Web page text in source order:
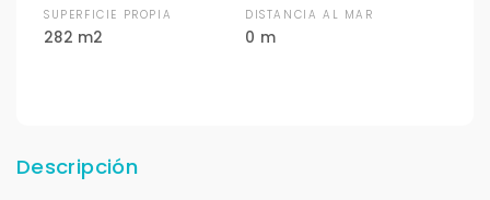
SUPERFICIE PROPIA
282 m2
DISTANCIA AL MAR
0 m
Descripción